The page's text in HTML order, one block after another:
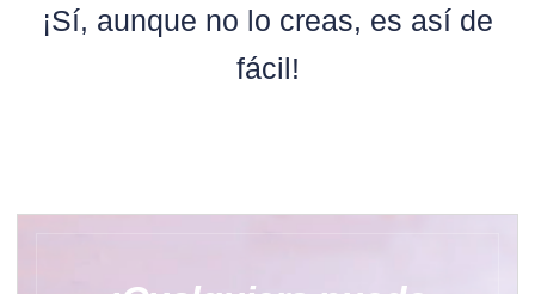
¡Sí, aunque no lo creas, es así de
fácil!